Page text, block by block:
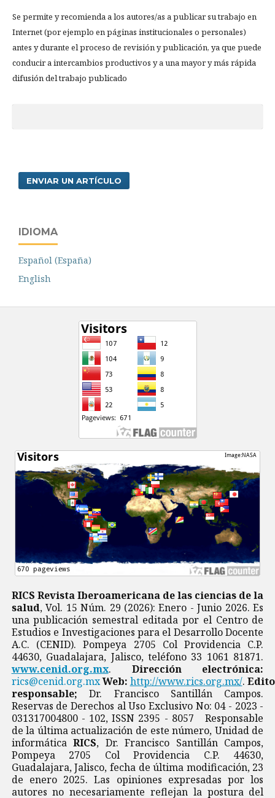
Se permite y recomienda a los autores/as a publicar su trabajo en
Internet (por ejemplo en páginas institucionales o personales)
antes y durante el proceso de revisión y publicación, ya que puede
conducir a intercambios productivos y a una mayor y más rápida
difusión del trabajo publicado
ENVIAR UN ARTÍCULO
IDIOMA
Español (España)
English
RICS Revista Iberoamericana de las ciencias de la
salud, Vol. 15 Núm. 29 (2026): Enero - Junio 2026. Es
una publicación semestral editada por el Centro de
Estudios e Investigaciones para el Desarrollo Docente
A.C. (CENID). Pompeya 2705 Col Providencia C.P.
44630, Guadalajara, Jalisco, teléfono 33 1061 81871.
www.cenid.org.mx. Dirección electrónica:
rics@cenid.org.mxWeb: http://www.rics.org.mx/.
responsable; Dr. Francisco Santillán Campos.
Reservas de Derechos al Uso Exclusivo No: 04 - 2023 -
031317004800 - 102, ISSN 2395 - 8057 Responsable
de la última actualización de este número, Unidad de
informáticaRICS, Dr. Francisco Santillán Campos,
Pompeya 2705 Col Providencia C.P. 44630,
Guadalajara, Jalisco, fecha de última modificación, 23
de enero 2025. Las opiniones expresadas por los
autores no necesariamente reflejan la postura del